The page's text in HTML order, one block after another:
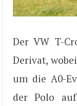
Der VW T-
Derivat,
um die A0-
der Polo